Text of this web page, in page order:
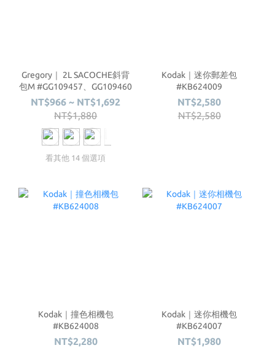
Gregory｜ 2L SACOCHE斜背
包M #GG109457、GG109460
NT$966 ~ NT$1,692
NT$1,880
看其他 14 個選項
Kodak｜迷你郵差包
#KB624009
NT$2,580
NT$2,580
Kodak｜撞色相機包
#KB624008
NT$2,280
Kodak｜迷你相機包
#KB624007
NT$1,980